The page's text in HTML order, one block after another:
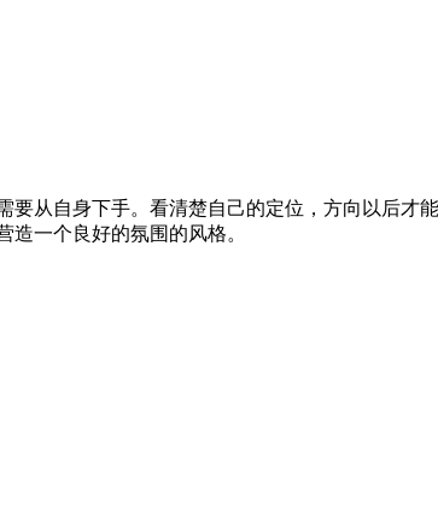
要从自身下手。看清楚自己的定位，方向以后
造一个良好的氛围的风格。